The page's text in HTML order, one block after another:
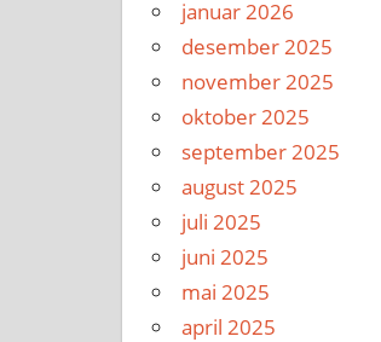
januar 2026
desember 2025
november 2025
oktober 2025
september 2025
august 2025
juli 2025
juni 2025
mai 2025
april 2025